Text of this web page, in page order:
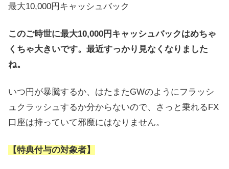
最大10,000円キャッシュバック
このご時世に最大10,000円キャッシュバックはめちゃ
くちゃ大きいです。最近すっかり見なくなりました
ね。
いつ円が暴騰するか、はたまたGWのようにフラッシ
ュクラッシュするか分からないので、さっと乗れるFX
口座は持っていて邪魔にはなりません。
【特典付与の対象者】